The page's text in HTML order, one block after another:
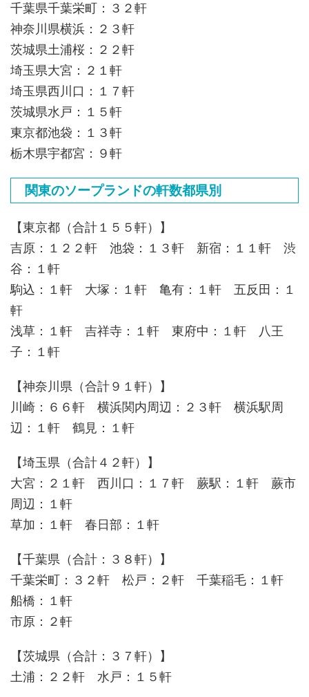
千葉県千葉栄町：３２軒
神奈川県横浜：２３軒
茨城県土浦桜：２２軒
埼玉県大宮：２１軒
埼玉県西川口：１７軒
茨城県水戸：１５軒
東京都池袋：１３軒
栃木県宇都宮：９軒
関東のソープランドの軒数都県別
【東京都（合計１５５軒）】
吉原：１２２軒 池袋：１３軒 新宿：１１軒 渋
谷：１軒
駒込：１軒 大塚：１軒 亀有：１軒 五反田：１
軒
浅草：１軒 吉祥寺：１軒 東府中：１軒 八王
子：１軒
【神奈川県（合計９１軒）】
川崎：６６軒 横浜関内周辺：２３軒 横浜駅周
辺：１軒 鶴見：１軒
【埼玉県（合計４２軒）】
大宮：２１軒 西川口：１７軒 蕨駅：１軒 蕨市
周辺：１軒
草加：１軒 春日部：１軒
【千葉県（合計：３８軒）】
千葉栄町：３２軒 松戸：２軒 千葉稲毛：１軒
船橋：１軒
市原：２軒
【茨城県（合計：３７軒）】
土浦：２２軒 水戸：１５軒